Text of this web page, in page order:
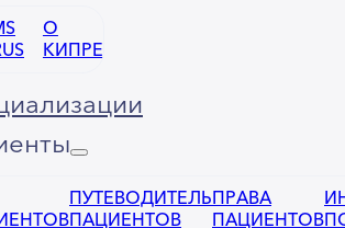
О
КИПРЕ
ПУТЕВОДИТЕЛЬ
ПАЦИЕНТОВ
ПРАВА
ПАЦИЕНТОВ